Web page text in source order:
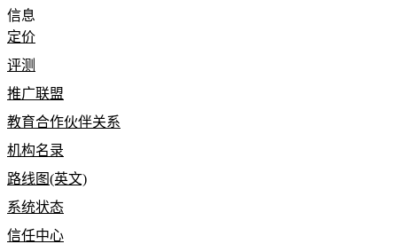
信息
定价
评测
推广联盟
教育合作伙伴关系
机构名录
路线图(英文)
系统状态
信任中心